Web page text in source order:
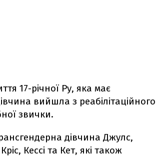
17-річної Ру, яка має
вийшла з реабілітаційного
звички.
дівчина Джулс,
Кессі та Кет, які також